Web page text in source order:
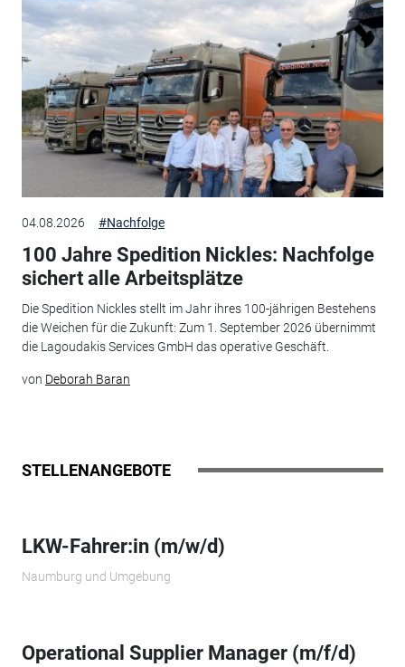
04.08.2026 #Nachfolge
100 Jahre Spedition Nickles: Nachfolge
sichert alle Arbeitsplätze
Die Spedition Nickles stellt im Jahr ihres 100-jährigen Bestehens
die Weichen für die Zukunft: Zum 1. September 2026 übernimmt
die Lagoudakis Services GmbH das operative Geschäft.
von Deborah Baran
STELLENANGEBOTE
LKW-Fahrer:in (m/w/d)
Naumburg und Umgebung
Operational Supplier Manager (m/f/d)